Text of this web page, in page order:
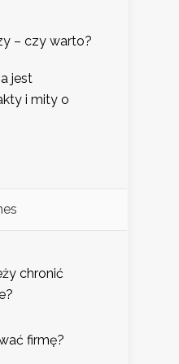
– czy warto?
jest
i mity o
chronić
firmę?